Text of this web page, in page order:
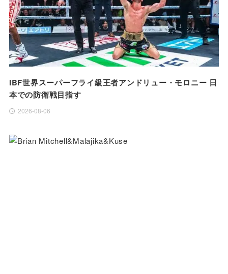
IBF世界スーパーフライ級王者アンドリュー・モロニー 日
本での防衛戦目指す
2026-08-06